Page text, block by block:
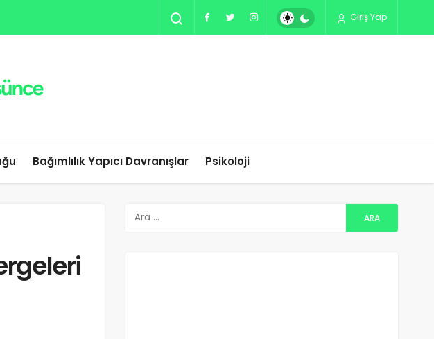
Giriş Yap
Bağımlılık Yapıcı Davranışlar Psikoloji